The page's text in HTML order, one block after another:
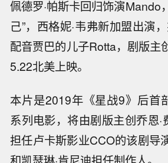
佩德罗·帕斯卡回归饰演Mando
己”，西格妮·韦弗新加盟出演
配音贾巴的儿子Rotta，剧版主
5.22北美上映。
本片是2019年《星战9》后首
系列电影，将由剧版主创乔恩
担任卢卡斯影业CCO的该剧导